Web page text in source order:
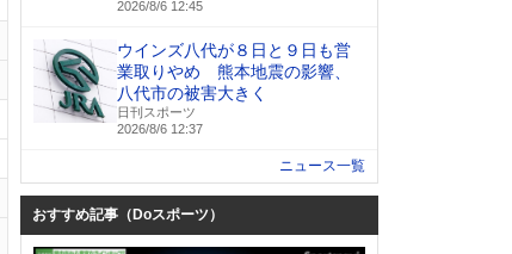
2026/8/6 12:45
ウインズ八代が８日と９日も営
業取りやめ 熊本地震の影響、
八代市の被害大きく
日刊スポーツ
2026/8/6 12:37
ニュース一覧
おすすめ記事（Doスポーツ）